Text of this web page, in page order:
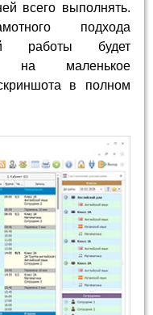
всего выполнять.
подхода
работы будет
на маленькое
в полном